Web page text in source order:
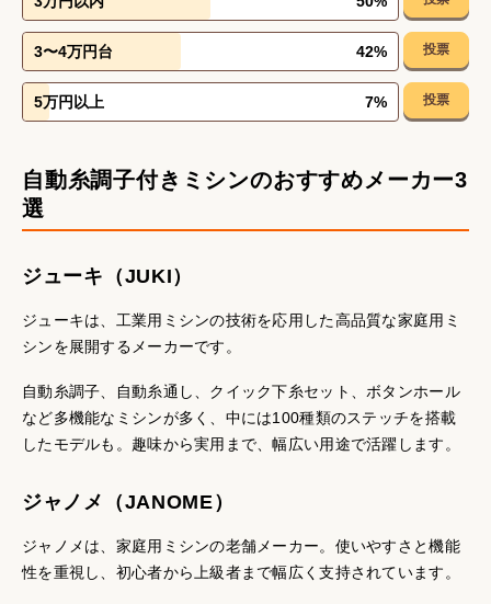
3〜4万円台 42% 投票
5万円以上 7% 投票
自動糸調子付きミシンのおすすめメーカー3
選
ジューキ（JUKI）
ジューキは、工業用ミシンの技術を応用した高品質な家庭用ミ
シンを展開するメーカーです。
自動糸調子、自動糸通し、クイック下糸セット、ボタンホール
など多機能なミシンが多く、中には100種類のステッチを搭載
したモデルも。趣味から実用まで、幅広い用途で活躍します。
ジャノメ（JANOME）
ジャノメは、家庭用ミシンの老舗メーカー。使いやすさと機能
性を重視し、初心者から上級者まで幅広く支持されています。